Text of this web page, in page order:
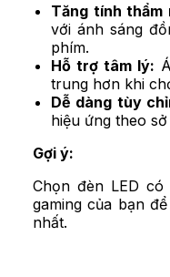
Tăng tính thẩm
với ánh sáng
phím.
Hỗ trợ tâm lý:
trung hơn khi
Dễ dàng tùy
hiệu ứng theo
Gợi ý:
Chọn đèn LED
gaming của bạn
nhất.